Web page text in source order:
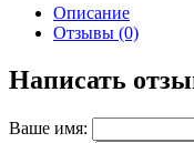
Описание
Отзывы (0)
Написать
Ваше имя: